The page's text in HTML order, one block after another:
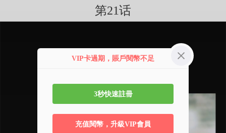
第21话
VIP卡過期，賬戶閱幣不足
3秒快速註冊
充值閱幣，升級VIP會員